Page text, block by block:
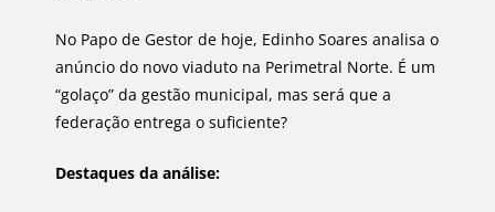
No Papo de Gestor de hoje, Edinho Soares analisa o
anúncio do novo viaduto na Perimetral Norte. É um
“golaço” da gestão municipal, mas será que a
federação entrega o suficiente?
Destaques da análise: